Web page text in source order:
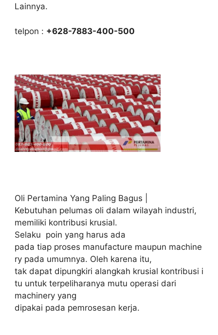
Lainnya.
telpon : +628-7883-400-500
Oli Pertamina Yang Paling Bagus |
Kebutuhan pelumas oli dalam wilayah industri,
memiliki kontribusi krusial.
Selaku poin yang harus ada
pada tiap proses manufacture maupun machine
ry pada umumnya. Oleh karena itu,
tak dapat dipungkiri alangkah krusial kontribusi i
tu untuk terpeliharanya mutu operasi dari
machinery yang
dipakai pada pemrosesan kerja.